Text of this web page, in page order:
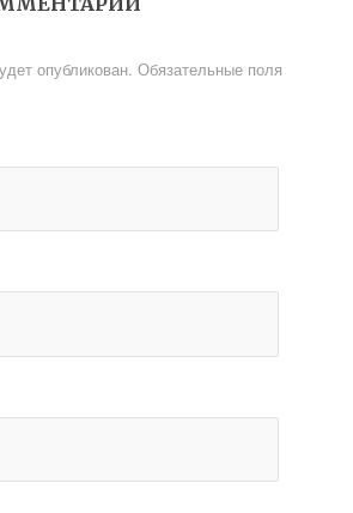
опубликован. Обязательные поля